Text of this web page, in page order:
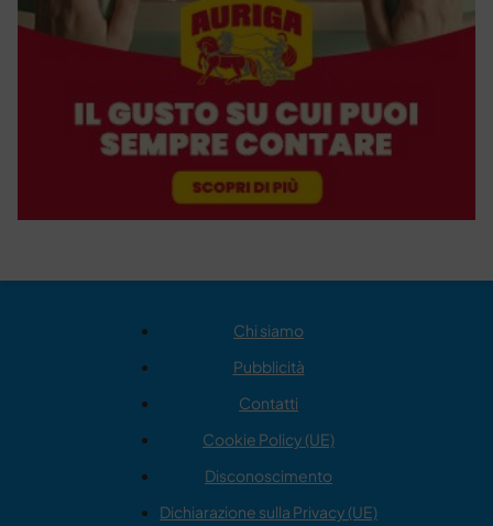
Chi siamo
Pubblicità
Contatti
Cookie Policy (UE)
Disconoscimento
Dichiarazione sulla Privacy (UE)